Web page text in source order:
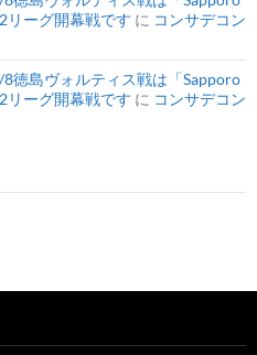
リーグ開幕戦です に コンサデコン
徳島ヴォルティス戦は「Sapporo
リーグ開幕戦です に コンサデコン